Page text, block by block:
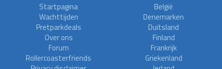
Startpagina
Wachttijden
Pretparkdeals
Over ons
Forum
Rollercoasterfriends
België
Denemarken
Duitsland
Finland
Frankrijk
Griekenland